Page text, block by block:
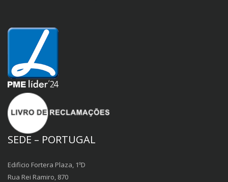
SEDE – PORTUGAL
Edificio Fortera Plaza, 1ºD
Rua Rei Ramiro, 870